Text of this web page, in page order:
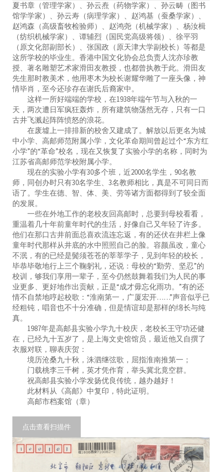
夏书章（管理学家）、孙云焘（药物学家）、孙云畴（图书
馆学学家）、孙云寿（病理学家）、赵鸿基（蚕桑学家）、
赵鸿森（高级畜牧检验师）、赵鸿尧（机械学家）、杨汝楫
（纺织机械学家）、谭辅烈（国民党高级将领）、徐平羽
（原文化部副部长）、张国政（原天津大学副校长）等都是
这所学校的毕业生。香港中国文化协会总负责人沈亦珍教
授、著名雕塑艺术家滑田友教授，也都曾执教于此。滑田友
先生那时教美术，他用枣木为校长谢耀华雕了一座头像，神
情毕肖，至今还珍存在谢氏后裔家中。
这样一所好端端的学校，在1938年端午节与入秋的一
天，两次遭日军疯狂轰炸，所有建筑物荡然无存，只有一口
古井飞溅起阵阵愤怒的浪花。
在废墟上一排排新的校舍又建成了。解放以后更名为城
中小学、高邮师范附属小学，文化革命期间曾起过个“东方红
小学”的“革命”校名，现在又恢复了实验小学的名称，同时为
江苏省高邮师范学校附属小学。
现在的实验小学有30多个班，近2000名学生，90名教
师，同创办时只有30名学生、3名教师相比，真是不可同日而
语了。学生在德、智、体、美、劳等诸方面都得到了较全面
的发展。
一些在外地工作的老校友回高邮时，总要到母校看看，
重温着几十年前童年时代的生活，好像自己又年轻了许多。
他们在那口古井前面总喜欢流连忘返，有的还伏在井栏上像
童年时代那样从井底的水中照照自己的脸。容颜虽改，童心
不泯，有的已经是鬓须苍苍的莘莘学子，见到年轻的校长，
毕恭毕敬地行上三个鞠躬礼，还说：母校的“勤劳、坚忍”的
校训，够我们享用一辈子，至今仍然鼓舞着我们为人民的事
业更多、更好地作出贡献，正是“成才毋忘化雨功。”有的还
情不自禁地哼起校歌：“淮南第一，广厦宏开……”声音似乎已
经粗钝，唱音也不十分准确，但是情谊却是那样的绵长与纯
真。
1987年是高邮县实验小学九十校庆，老校长王守功还健
在，已经九十五岁了，是上海文史馆馆员，最近他又自撰了
衣服对联，聊表庆贺：
境历沧桑九十秋，洙泗继弦歌，屈指淮南推第一；
门载桃李三千树，英才凭作育，举头冀北竟空群。
祝高邮县实验小学发扬优良传统，越办越好！
此材料从《高邮》中复印，特此证明。
高邮市档案馆（章）